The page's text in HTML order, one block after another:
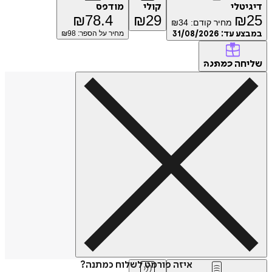
₪ מחיר קודם: ₪34
עד:31/08/2026
₪ 29
מודפס
₪78.4
מחיר על הספר: ₪98
כמתנה
איזה פורמט לשלוח כמתנה?